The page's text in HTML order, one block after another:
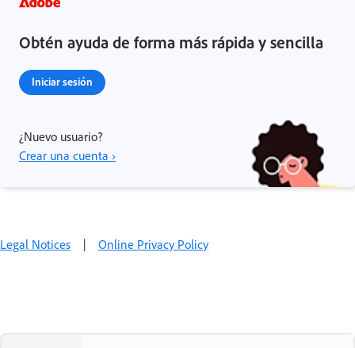
Obtén ayuda de forma más rápida y sencilla
Iniciar sesión
¿Nuevo usuario?
Crear una cuenta ›
Legal Notices | Online Privacy Policy